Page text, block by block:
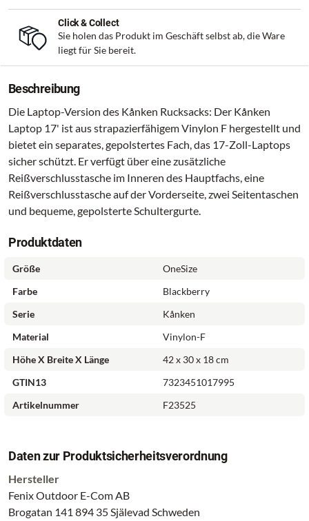
Click & Collect
Sie holen das Produkt im Geschäft selbst ab, die Ware
liegt für Sie bereit.
Beschreibung
Die Laptop-Version des Kånken Rucksacks: Der Kånken
Laptop 17' ist aus strapazierfähigem Vinylon F hergestellt und
bietet ein separates, gepolstertes Fach, das 17-Zoll-Laptops
sicher schützt. Er verfügt über eine zusätzliche
Reißverschlusstasche im Inneren des Hauptfachs, eine
Reißverschlusstasche auf der Vorderseite, zwei Seitentaschen
und bequeme, gepolsterte Schultergurte.
Produktdaten
Größe
OneSize
Farbe
Blackberry
Serie
Kånken
Material
Vinylon-F
Höhe X Breite X Länge
42 x 30 x 18 cm
GTIN13
7323451017995
Artikelnummer
F23525
Daten zur Produktsicherheitsverordnung
Hersteller
Fenix Outdoor E-Com AB
Brogatan 141 894 35 Själevad Schweden